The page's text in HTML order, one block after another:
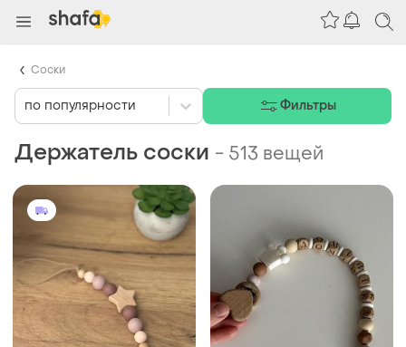
Держатель соски - 513 вещей
по популярности Фильтры
Соски